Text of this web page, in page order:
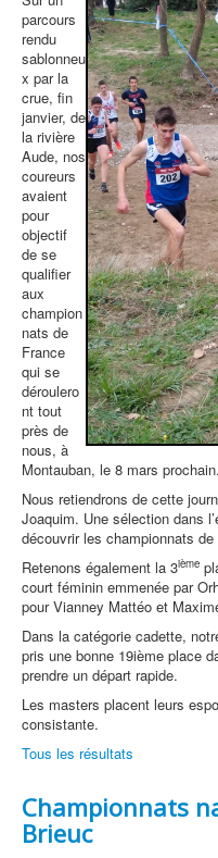
parcours
rendu
sablonneu
x par la
crue, fin
janvier, de
la rivière
Aude, nos
coureurs
avaient
pour
objectif
de se
qualifier
aux
champion
nats de
France
qui se
déroulero
nt tout
près de
nous, à
Montauban, le 8 mars prochain.
Nous retiendrons de cette
Joaquim. Une sélection dans
découvrir les championnats de
Retenons également la 3ième
court féminin emmenée par
pour Vianney Mattéo et
Dans la catégorie cadette,
pris une bonne 19ième place
prendre un départ rapide.
Les masters placent leurs
consistante.
Tous les résultats
Championnats
Brieuc